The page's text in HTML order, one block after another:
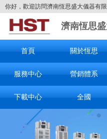
你好，歡迎訪問濟南恆思盛大儀器有限
濟南恆思
首頁 關於恆思
服務中心 營銷體系
下載中心 全國